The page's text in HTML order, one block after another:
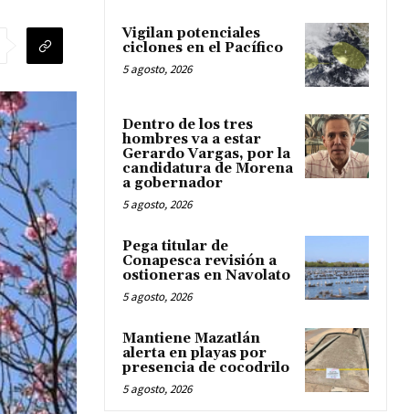
Vigilan potenciales
ciclones en el Pacífico
5 agosto, 2026
Dentro de los tres
hombres va a estar
Gerardo Vargas, por la
candidatura de Morena
a gobernador
5 agosto, 2026
Pega titular de
Conapesca revisión a
ostioneras en Navolato
5 agosto, 2026
Mantiene Mazatlán
alerta en playas por
presencia de cocodrilo
5 agosto, 2026